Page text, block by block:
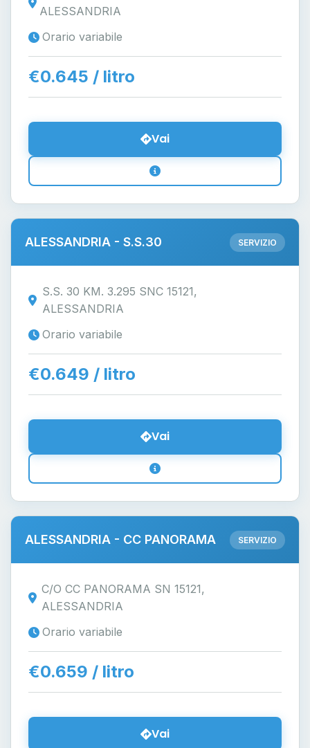
ALESSANDRIA
Orario variabile
€0.645 / litro
Vai
ALESSANDRIA - S.S.30 SERVIZIO
S.S. 30 KM. 3.295 SNC 15121,
ALESSANDRIA
Orario variabile
€0.649 / litro
Vai
ALESSANDRIA - CC PANORAMA SERVIZIO
C/O CC PANORAMA SN 15121,
ALESSANDRIA
Orario variabile
€0.659 / litro
Vai